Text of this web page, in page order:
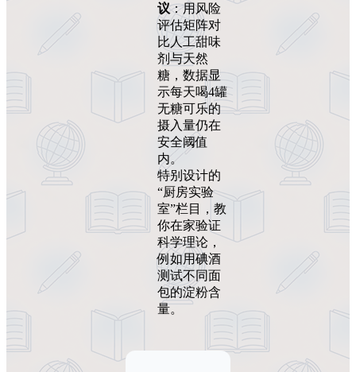
议：用风险
评估矩阵对
比人工甜味
剂与天然
糖，数据显
示每天喝4罐
无糖可乐的
摄入量仍在
安全阈值
内。
特别设计的
“厨房实验
室”栏目，教
你在家验证
科学理论，
例如用碘酒
测试不同面
包的淀粉含
量。